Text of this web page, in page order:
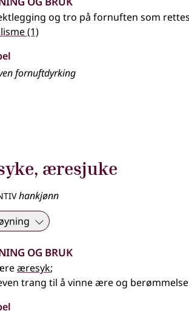
og tro på fornuften som
(1)
fornuftdyrking
, æresjuke
hankjønn
og bruk
æresyk;
trang til å vinne ære og berømmelse